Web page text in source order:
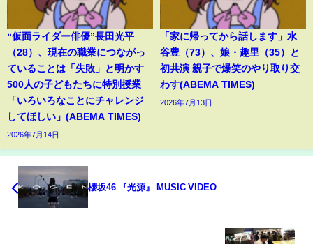
“仮面ライダー俳優”長田光平
（28）、現在の職業につながっ
ていることは「失敗」と明かす
500人の子どもたちに特別授業
「いろいろなことにチャレンジ
してほしい」(ABEMA TIMES)
2026年7月14日
「家に帰ってから話します」水
谷豊（73）、娘・趣里（35）と
初共演 親子で爆笑のやり取り交
わす(ABEMA TIMES)
2026年7月13日
櫻坂46 『光源』 MUSIC VIDEO